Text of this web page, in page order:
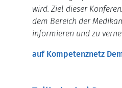
wird. Ziel dieser
dem Bereich der
informieren und zu
auf Kompetenznetz